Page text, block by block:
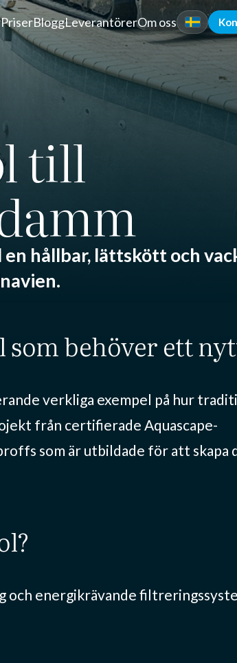
till
hållbar, lättskött och
som behöver ett
verkliga exempel på hur
från certifierade Aquascape-
som är utbildade för att skapa
och energikrävande
PriserBloggLeverantörerOm oss